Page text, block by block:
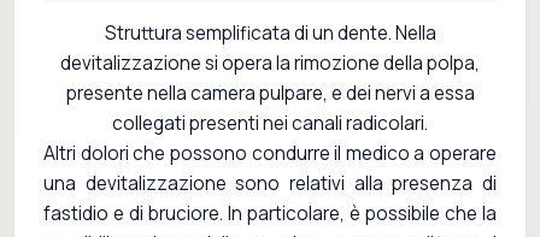
Struttura semplificata di un dente. Nella
devitalizzazione si opera la rimozione della polpa,
presente nella camera pulpare, e dei nervi a essa
collegati presenti nei canali radicolari.
Altri dolori che possono condurre il medico a operare
una devitalizzazione sono relativi alla presenza di
fastidio e di bruciore. In particolare, è possibile che la